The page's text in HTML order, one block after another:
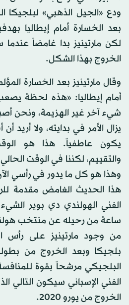
ودع «الجيل الذهبي» لبلجيكا
بعد الخسارة أمام إيطاليا
لكن مارتينيز بدا غامضاً
الخروج بهذا الشكل.
وقال مارتينيز بعد الخسارة
أمام إيطاليا: «هذه لحظة
شيء آخر غير الهزيمة، ونحن
يزال الأمر في بدايته، ولا
يكون عاطفياً. هذا هو
والتقييم، لكننا في الوقت
وهذا هو كل ما يدور في رأسي
هذا الحديث الغامض مقدمة
ساعة من رحيله عن منتخب
من وجود مارتينيز على رأس
بلجيكا وبعد الخروج من
البلجيكي مرشحاً بقوة
الفني الإسباني سيكون التالي
الخروج من يورو 2020.